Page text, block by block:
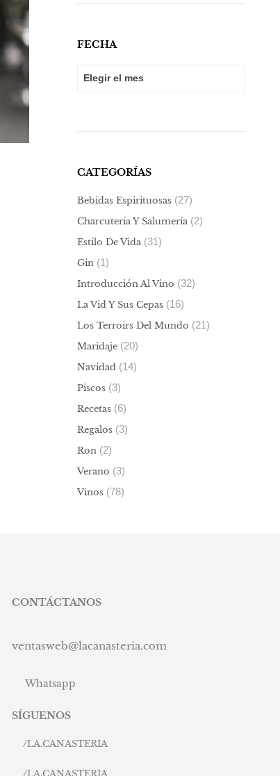
FECHA
CATEGORÍAS
Bebidas Espirituosas(27)
Charcutería Y Salumería (2)
Estilo De Vida (31)
Gin (1)
Introducción Al Vino (32)
La Vid Y Sus Cepas(16)
Los Terroirs Del Mundo (21)
Maridaje(20)
Navidad (14)
Piscos(3)
Recetas(6)
Regalos(3)
Ron (2)
Verano (3)
Vinos(78)
CONTÁCTANOS
ventasweb@lacanasteria.com
Whatsapp
SÍGUENOS
/LA.CANASTERIA
/LA.CANASTERIA